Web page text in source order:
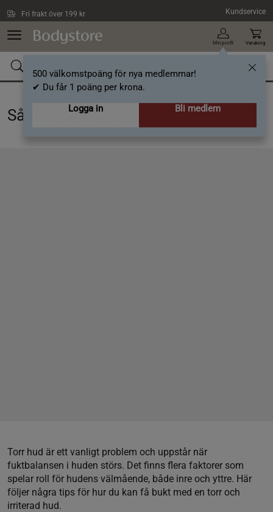
Fri frakt över 199 kr Kundservice
Min profil
500 välkomstpoäng för nya medlemmar!
✔ Du får 1 poäng per krona.
Logga in
Bli medlem
Varukorg
Så motverkar du torr hud
Torr hud är ett vanligt problem och uppstår när
fuktbalansen i huden störs. Det finns flera faktorer som
spelar roll för hudens välmående, både inre och yttre. Här
följer några tips för hur du kan få bukt med en torr och
irriterad hud.